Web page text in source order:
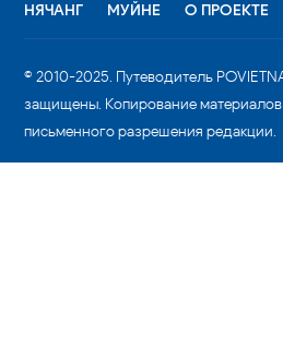
НЯЧАНГ МУЙНЕ О ПРОЕКТЕ
© 2010-2025. Путеводитель
защищены. Копирование материалов
письменного разрешения редакции.